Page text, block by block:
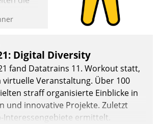
und -Digital Diversity
fand Datatrains 11. Workout statt,
virtuelle Veranstaltung. Über 100
straff organisierte Einblicke in
und innovative Projekte. Zuletzt
Interessengebiete ermittelt.